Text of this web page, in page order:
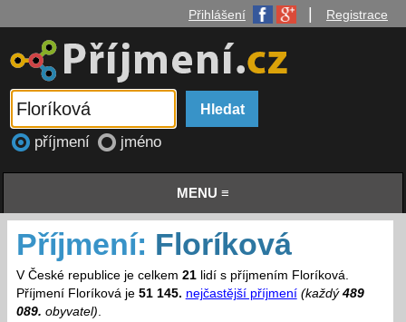
Přihlášení Registrace
příjmení jméno
MENU ≡
Příjmení: Floríková
V České republice je celkem 21lidí s příjmením Floríková.
Příjmení Floríková je 51 145. nejčastější příjmení (každý 489
089. obyvatel).